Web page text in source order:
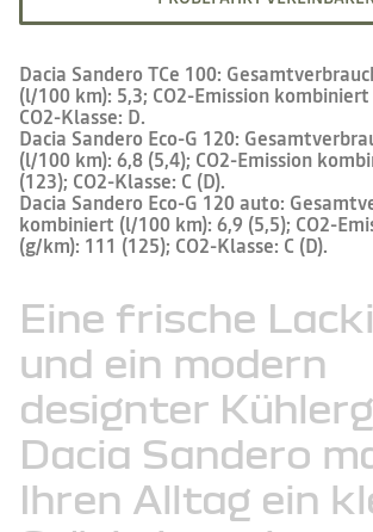
Dacia Sandero TCe 100:
(l/100 km): 5,3; CO2-Emission
CO2-Klasse: D.
Dacia Sandero Eco-G 120:
(l/100 km): 6,8 (5,4); CO2-Emission
(123); CO2-Klasse: C (D).
Dacia Sandero Eco-G 120 auto:
kombiniert (l/100 km): 6,9 (5,5); CO2-
(g/km): 111 (125); CO2-Klasse: C (D).
Eine frische
und ein modern
designter
Dacia Sandero
Ihren Alltag ein